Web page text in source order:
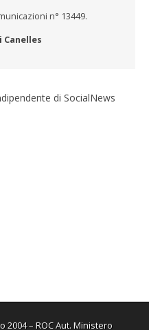
n° 13449.
di SocialNews
2004 – ROC Aut. Ministero